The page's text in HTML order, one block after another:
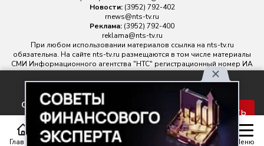
Главная Статьи Передачи Меню
соглашаетесь с правилами
обработки персональных
данных.
Принять
Новости: (3952) 792-402
rnews@nts-tv.ru
Реклама: (3952) 792-400
reklama@nts-tv.ru
При любом использовании материалов ссылка на nts-tv.ru
обязательна. На сайте nts-tv.ru размещаются в том числе материалы
СМИ Информационного агентства "НТС" регистрационный номер ИА
№ ФС 77 - 88763 зарегистрировано Федеральной службой по
надзору в сфере связи, информационных технологий и массовых
Главный редактор ИА "НТС" Иштулкин Евгений Александрович
16+